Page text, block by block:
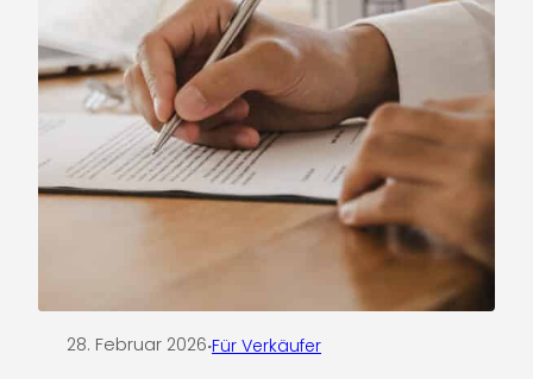
28. Februar 2026·Für Verkäufer